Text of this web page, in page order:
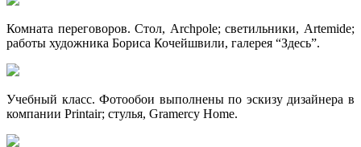
Комната переговоров. Стол, Archpole; светильники, Artemide;
работы художника Бориса Кочейшвили, галерея “Здесь”.
Учебный класс. Фотообои выполнены по эскизу дизайнера в
компании Printair; стулья, Gramercy Home.